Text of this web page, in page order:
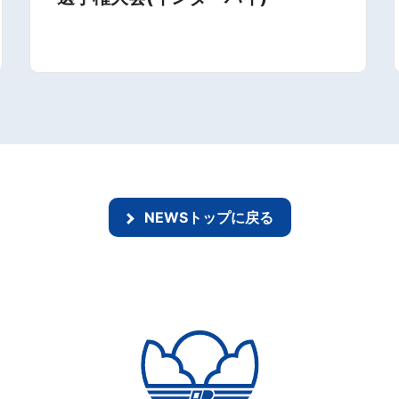
NEWSトップに戻る